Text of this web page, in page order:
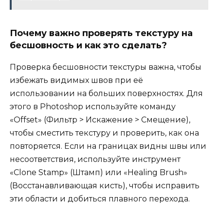
Почему важно проверять текстуру на
бесшовность и как это сделать?
Проверка бесшовности текстуры важна, чтобы
избежать видимых швов при её
использовании на больших поверхностях. Для
этого в Photoshop используйте команду
«Offset» (Фильтр > Искажение > Смещение),
чтобы сместить текстуру и проверить, как она
повторяется. Если на границах видны швы или
несоответствия, используйте инструмент
«Clone Stamp» (Штамп) или «Healing Brush»
(Восстанавливающая кисть), чтобы исправить
эти области и добиться плавного перехода.